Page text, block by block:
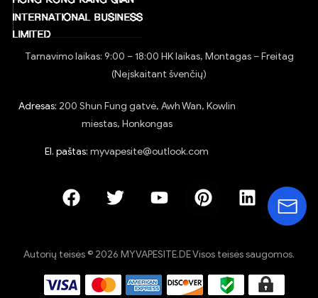
Tarnavimo laikas: 9:00 – 18:00 HK laikas, Montagas – Freitag
(Neįskaitant švenčių)
Adresas: 200 Shun Fung gatvė, Awh Wan, Kowlin
miestas, Honkongas
El. paštas: myvapesite@outlook.com
Autorių teisės © 2026 MYVAPESITE.DE Visos teisės saugomos.